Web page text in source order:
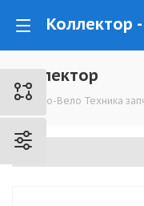
Коллектор
Мото-Вело Техника